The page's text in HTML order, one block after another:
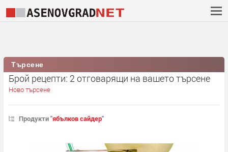
Търсене
Брой рецепти: 2 отговарящи на вашето търсене
Ново търсене
Продукти "ябълков сайдер"